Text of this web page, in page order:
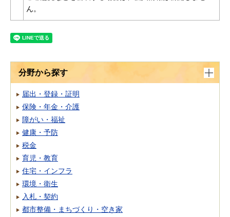
ん。
分野から探す
届出・登録・証明
保険・年金・介護
障がい・福祉
健康・予防
税金
育児・教育
住宅・インフラ
環境・衛生
入札・契約
都市整備・まちづくり・空き家